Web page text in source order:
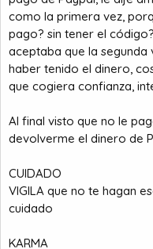
como la primera vez,
pago? sin tener el
aceptaba que la segunda
haber tenido el dinero,
que cogiera confianza,
Al final visto que no le
devolverme el dinero de
CUIDADO
VIGILA que no te hagan
cuidado
KARMA